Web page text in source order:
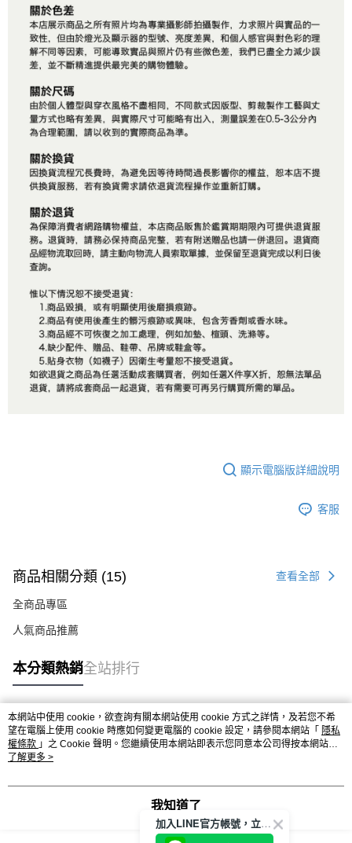
顯示電腦版詳細說明
客服
商品相關分類 (15) 查看全部
全商品專區
人氣商品推薦
本分類熱銷全站排行
熱門標籤
本網站中使用 cookie，欲查詢有關本網站使用 cookie 方式之詳情，及若您不希
望在電腦上使用 cookie 時應如何變更電腦的 cookie 設定，請參閱本網站「 隱私
權條款 」之 Cookie 聲明。您繼續使用本網站即表示您同意本公司得按本網站使
用條款之 Cookie 聲明使用 cookie。
了解更多 >
我知道了
加入LINE官方帳號，立即獲得$100購物金!